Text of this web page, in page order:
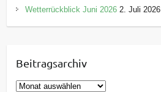
Wetterrückblick Juni 2026 2. Juli 2026
Beitragsarchiv
B